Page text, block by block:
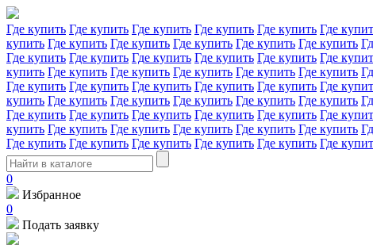
Где купить Где купить Где купить Где купить Где купить Где
купить Где купить Где купить Где купить Где купить Где купить
Где купить Где купить Где купить Где купить Где купить Где
купить Где купить Где купить Где купить Где купить Где купить
Где купить Где купить Где купить Где купить Где купить Где
купить Где купить Где купить Где купить Где купить Где купить
Где купить Где купить Где купить Где купить Где купить Где
купить Где купить Где купить Где купить Где купить Где купить
Где купить Где купить Где купить Где купить Где купить Где
0
Избранное
0
Подать заявку